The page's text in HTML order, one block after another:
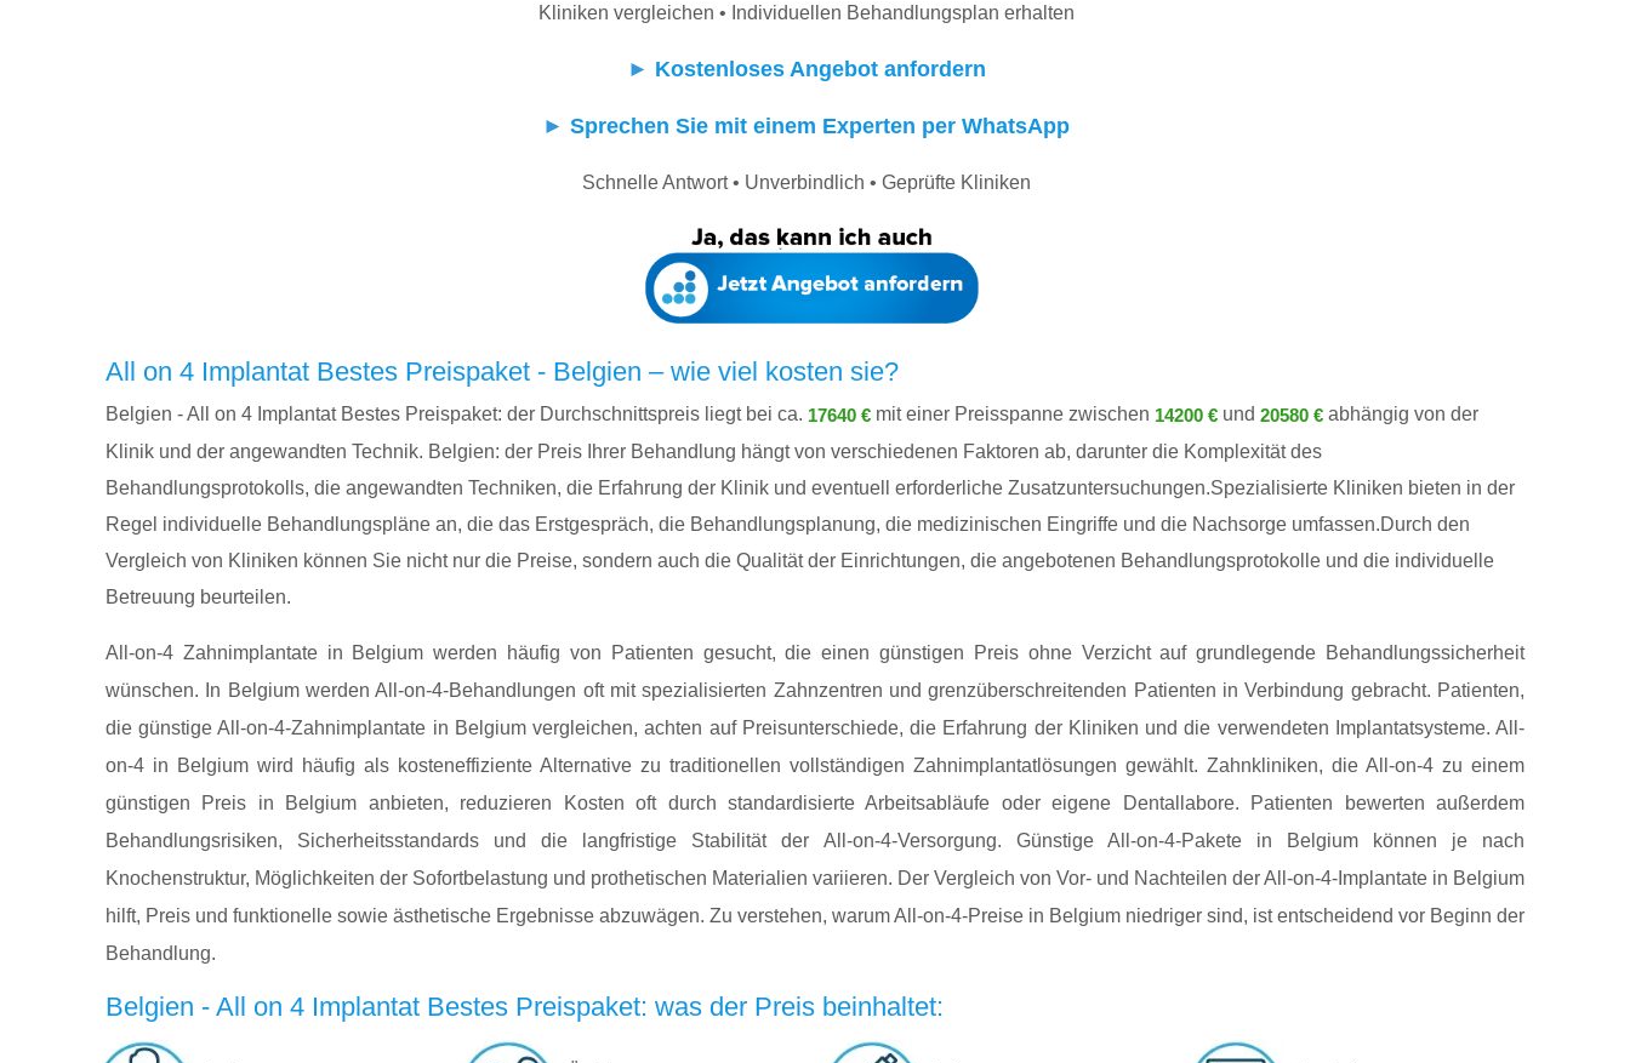
Kliniken vergleichen • Individuellen Behandlungsplan erhalten
► Kostenloses Angebot anfordern
► Sprechen Sie mit einem Experten per WhatsApp
Schnelle Antwort • Unverbindlich • Geprüfte Kliniken
All on 4 Implantat Bestes Preispaket - Belgien – wie viel kosten sie?
Belgien - All on 4 Implantat Bestes Preispaket: der Durchschnittspreis liegt bei ca. 17640 € mit einer Preisspanne zwischen 14200 € und 20580 € abhängig von der
Klinik und der angewandten Technik. Belgien: der Preis Ihrer Behandlung hängt von verschiedenen Faktoren ab, darunter die Komplexität des
Behandlungsprotokolls, die angewandten Techniken, die Erfahrung der Klinik und eventuell erforderliche Zusatzuntersuchungen.Spezialisierte Kliniken bieten in der
Regel individuelle Behandlungspläne an, die das Erstgespräch, die Behandlungsplanung, die medizinischen Eingriffe und die Nachsorge umfassen.Durch den
Vergleich von Kliniken können Sie nicht nur die Preise, sondern auch die Qualität der Einrichtungen, die angebotenen Behandlungsprotokolle und die individuelle
Betreuung beurteilen.
All-on-4 Zahnimplantate in Belgium werden häufig von Patienten gesucht, die einen günstigen Preis ohne Verzicht auf grundlegende Behandlungssicherheit
wünschen. In Belgium werden All-on-4-Behandlungen oft mit spezialisierten Zahnzentren und grenzüberschreitenden Patienten in Verbindung gebracht. Patienten,
die günstige All-on-4-Zahnimplantate in Belgium vergleichen, achten auf Preisunterschiede, die Erfahrung der Kliniken und die verwendeten Implantatsysteme. All-
on-4 in Belgium wird häufig als kosteneffiziente Alternative zu traditionellen vollständigen Zahnimplantatlösungen gewählt. Zahnkliniken, die All-on-4 zu einem
günstigen Preis in Belgium anbieten, reduzieren Kosten oft durch standardisierte Arbeitsabläufe oder eigene Dentallabore. Patienten bewerten außerdem
Behandlungsrisiken, Sicherheitsstandards und die langfristige Stabilität der All-on-4-Versorgung. Günstige All-on-4-Pakete in Belgium können je nach
Knochenstruktur, Möglichkeiten der Sofortbelastung und prothetischen Materialien variieren. Der Vergleich von Vor- und Nachteilen der All-on-4-Implantate in Belgium
hilft, Preis und funktionelle sowie ästhetische Ergebnisse abzuwägen. Zu verstehen, warum All-on-4-Preise in Belgium niedriger sind, ist entscheidend vor Beginn der
Behandlung.
Belgien - All on 4 Implantat Bestes Preispaket: was der Preis beinhaltet: